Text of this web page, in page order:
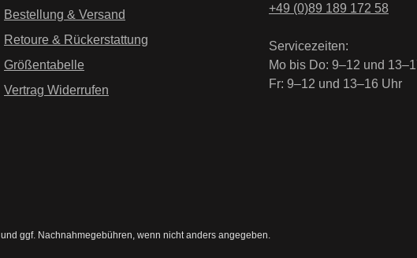
und ggf. Nachnahmegebühren, wenn nicht anders angegeben.
Bestellung & Versand
Retoure & Rückerstattung
Größentabelle
Vertrag Widerrufen
+49 (0)89 189 172 58
Servicezeiten:
Mo bis Do: 9–12 und
Fr: 9–12 und 13–16 Uhr